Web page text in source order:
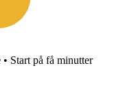
Start på få minutter